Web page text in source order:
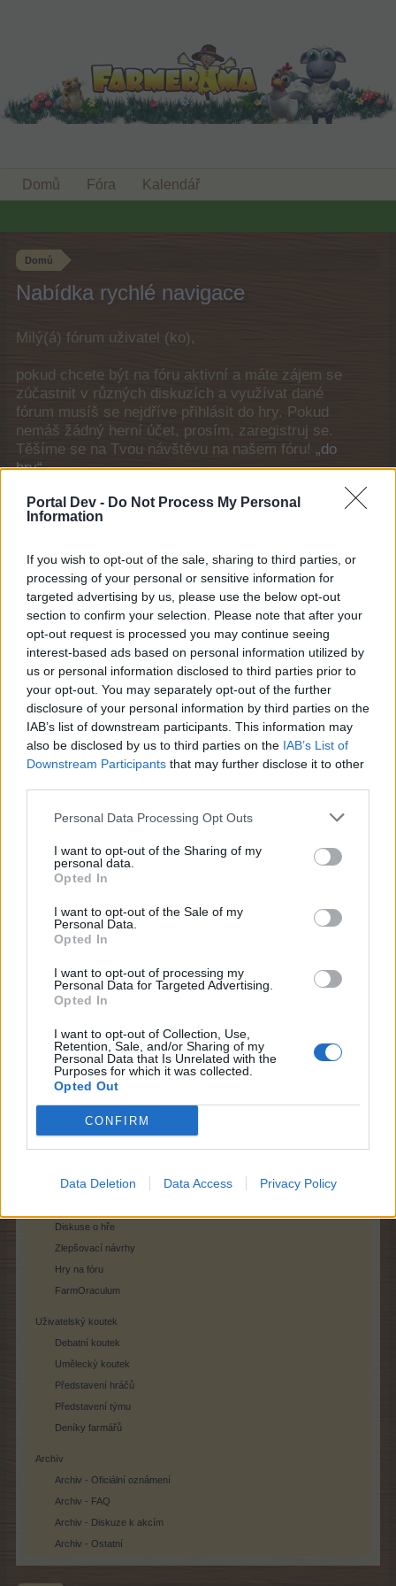
Portal Dev - Do Not Process My Personal
Information
If you wish to opt-out of the sale, sharing to third parties, or
processing of your personal or sensitive information for
targeted advertising by us, please use the below opt-out
section to confirm your selection. Please note that after your
opt-out request is processed you may continue seeing
interest-based ads based on personal information utilized by
us or personal information disclosed to third parties prior to
your opt-out. You may separately opt-out of the further
disclosure of your personal information by third parties on the
IAB’s list of downstream participants. This information may
also be disclosed by us to third parties on the IAB’s List of
Downstream Participants that may further disclose it to other
Personal Data Processing Opt Outs
I want to opt-out of the Sharing of my
personal data.
Opted In
I want to opt-out of the Sale of my
Personal Data.
Opted In
I want to opt-out of processing my
Personal Data for Targeted Advertising.
Opted In
I want to opt-out of Collection, Use,
Retention, Sale, and/or Sharing of my
Personal Data that Is Unrelated with the
Purposes for which it was collected.
Opted Out
CONFIRM
Data Deletion Data Access Privacy Policy
Domů
Nabídka rychlé navigace
Milý(á) fórum uživatel (ko),
pokud chcete být na fóru aktivní a máte zájem se
zúčastnit v různých diskuzích a využívat dané
fórum musíš se nejdříve přihlásit do hry. Pokud
nemáš žádný herní účet, prosím, zaregistruj se.
Těšíme se na Tvou návštěvu na našem fóru! „do
hry“
Obecné odkazy
Fóra
Významní uživatelé
Poslední aktivita
Přihlášení nebo registrace
Seznam fóra
Pravidla
Pravidla
Centrála
Oficiální oznámení
Akce
Vývojářský blog
Časté dotazy ke hře
FAQ - Hra a fórum (CZ)
FAQ - Akce
Technické FAQ
Nápověda
Všeobecné dotazy
Technické a platební dotazy
Oficiální hry fóra
Diskuse o hře
Zlepšovací návrhy
Hry na fóru
FarmOraculum
Uživatelský koutek
Debatní koutek
Umělecký koutek
Představení hráčů
Představení týmu
Deníky farmářů
Archív
Archiv - Oficiální oznámení
Archiv - FAQ
Archiv - Diskuze k akcím
Archiv - Ostatní
Domů Fóra Kalendář